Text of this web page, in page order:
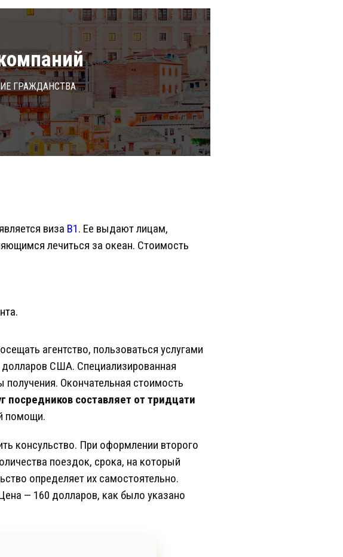
гражданства
виза B1. Ее выдают лицам,
лечиться за океан. Стоимость
агентство, пользоваться услугами
США. Специализированная
Окончательная стоимость
посредников составляет от тридцати
помощи.
консульство. При оформлении второго
поездок, срока, на который
определяет их самостоятельно.
— 160 долларов, как было указано